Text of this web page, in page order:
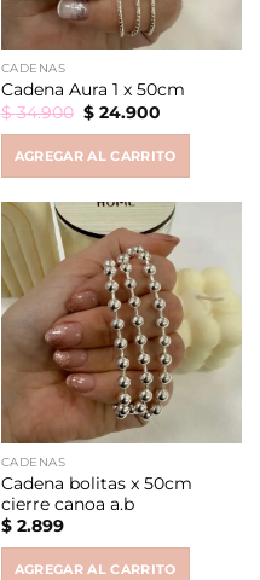
CADENAS
Cadena Aura 1 x 50cm
$34.900 Original
price
$ 34.900.
$24.900Current
$ 24.900.
AGREGAR AL CARRITO
CADENAS
Cadena bolitas x 50cm
cierre canoa a.b
$2.899
AGREGAR AL CARRITO